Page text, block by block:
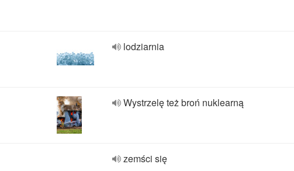
lodziarnia
Wystrzelę też broń nuklearną
zemści się